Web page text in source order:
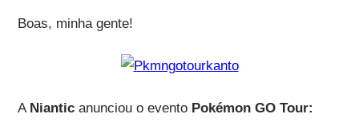
Boas, minha gente!
A Nianticanunciou o evento Pokémon GO Tour: